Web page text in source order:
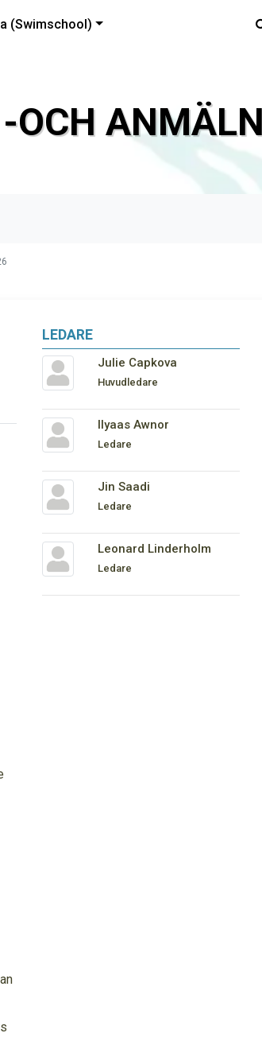
(Swimschool)
OCH
LEDARE
Julie Capkova
Huvudledare
Ilyaas Awnor
Ledare
Jin Saadi
Ledare
Leonard Linderholm
Ledare